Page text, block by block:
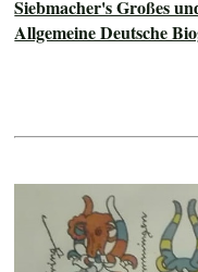
Siebmacher's Großes
Allgemeine Deutsche